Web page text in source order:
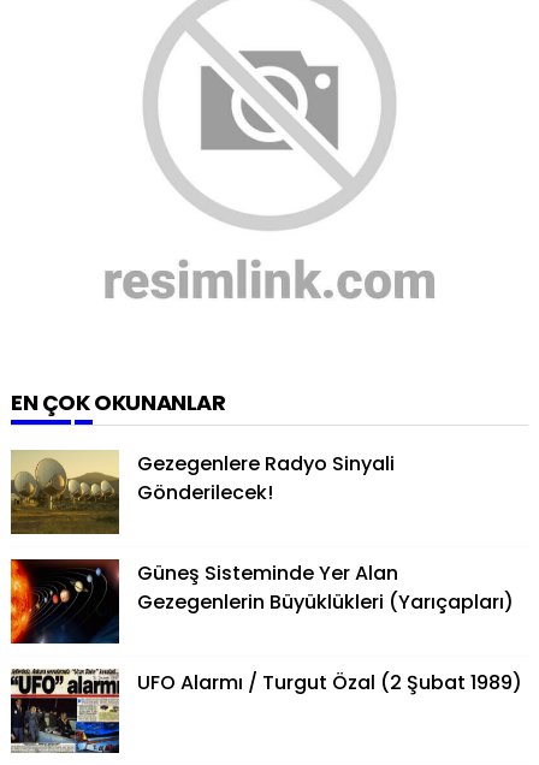
EN ÇOK OKUNANLAR
Gezegenlere Radyo Sinyali
Gönderilecek!
Güneş Sisteminde Yer Alan
Gezegenlerin Büyüklükleri (Yarıçapları)
UFO Alarmı / Turgut Özal (2 Şubat 1989)